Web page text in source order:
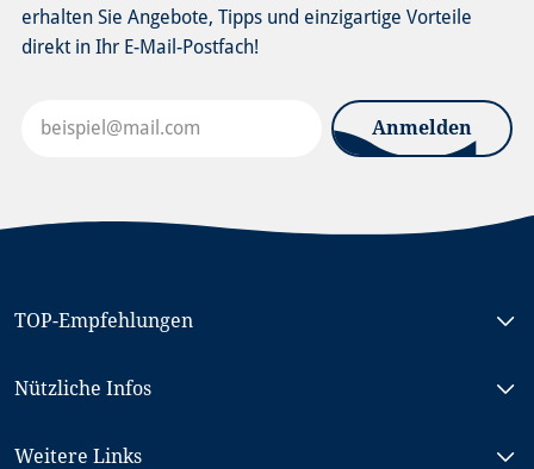
erhalten Sie Angebote, Tipps und einzigartige Vorteile
direkt in Ihr E-Mail-Postfach!
Anmelden
TOP-Empfehlungen
Rad & Schiff Nordholland
Rad & Schiff Berlin - Stralsund, MS PRINCESS
Nützliche Infos
Reisebedingungen (AGB)
Weitere Links